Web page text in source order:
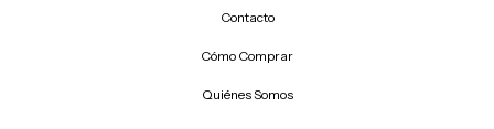
Contacto
Cómo Comprar
Quiénes Somos